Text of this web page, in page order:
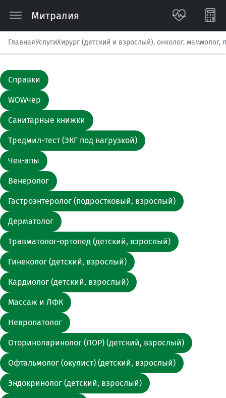
Митралия
ГлавнаяУслугиХирург (детский и взрослый), онколог, маммолог,
Справки
WOWчер
Санитарные книжки
Тредмил-тест (ЭКГ под нагрузкой)
Чек-апы
Венеролог
Гастроэнтеролог (подростковый, взрослый)
Дерматолог
Травматолог-ортопед (детский, взрослый)
Гинеколог (детский, взрослый)
Кардиолог (детский, взрослый)
Массаж и ЛФК
Невропатолог
Оториноларинолог (ЛОР) (детский, взрослый)
Офтальмолог (окулист) (детский, взрослый)
Эндокринолог (детский, взрослый)